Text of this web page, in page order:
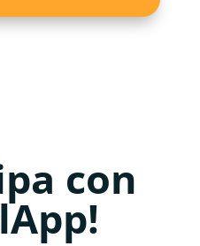
con